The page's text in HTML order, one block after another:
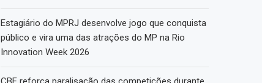
Estagiário do MPRJ desenvolve jogo que conquista
público e vira uma das atrações do MP na Rio
Innovation Week 2026